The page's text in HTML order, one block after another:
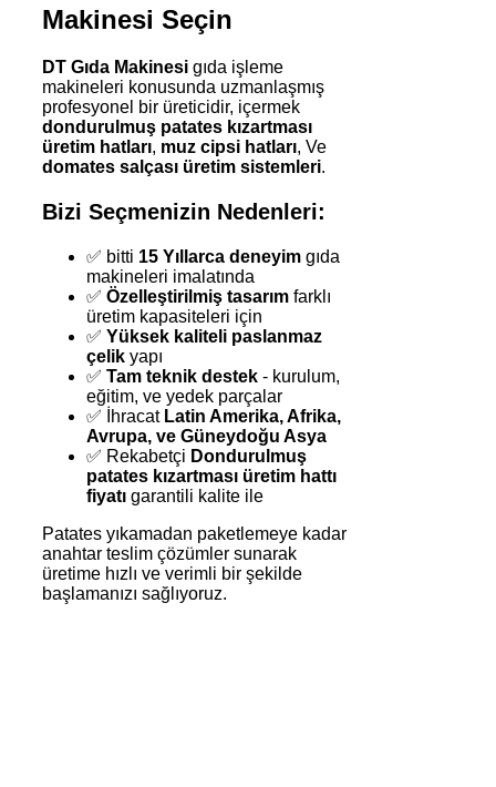
Makinesi Seçin
DT Gıda Makinesi gıda işleme
makineleri konusunda uzmanlaşmış
profesyonel bir üreticidir, içermek
dondurulmuş patates kızartması
üretim hatları, muz cipsi hatları, Ve
domates salçası üretim sistemleri.
Bizi Seçmenizin Nedenleri:
✅ bitti 15 Yıllarca deneyim gıda
makineleri imalatında
✅ Özelleştirilmiş tasarım farklı
üretim kapasiteleri için
✅ Yüksek kaliteli paslanmaz
çelik yapı
✅ Tam teknik destek - kurulum,
eğitim, ve yedek parçalar
✅ İhracat Latin Amerika, Afrika,
Avrupa, ve Güneydoğu Asya
✅ Rekabetçi Dondurulmuş
patates kızartması üretim hattı
fiyatı garantili kalite ile
Patates yıkamadan paketlemeye kadar
anahtar teslim çözümler sunarak
üretime hızlı ve verimli bir şekilde
başlamanızı sağlıyoruz.